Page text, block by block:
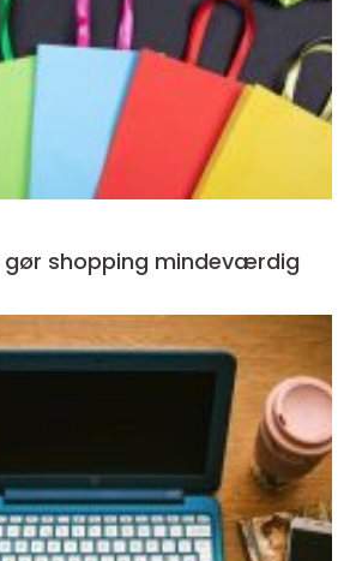
gør shopping mindeværdig